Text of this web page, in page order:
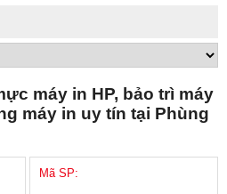
máy in HP, bảo trì máy
máy in uy tín tại Phùng
Mã SP: